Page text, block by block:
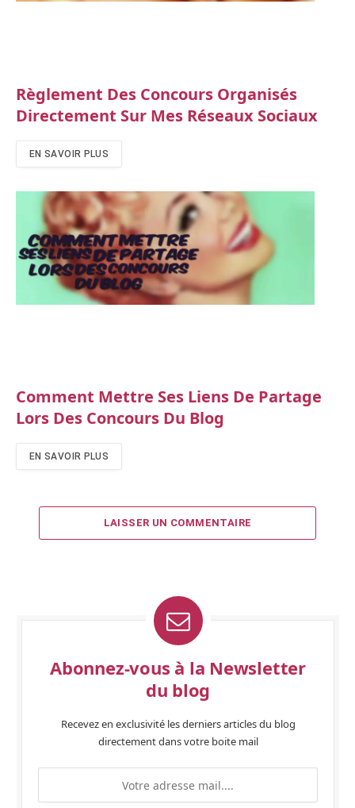
Règlement Des Concours Organisés
Directement Sur Mes Réseaux Sociaux
EN SAVOIR PLUS
Comment Mettre Ses Liens De Partage
Lors Des Concours Du Blog
EN SAVOIR PLUS
LAISSER UN COMMENTAIRE
Abonnez-vous à la Newsletter
du blog
Recevez en exclusivité les derniers articles du blog
directement dans votre boite mail